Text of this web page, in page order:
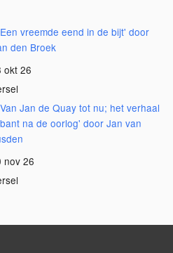
vreemde eend in de bijt' door
den Broek
okt 26
Jan de Quay tot nu; het verhaal
na de oorlog' door Jan van
nov 26